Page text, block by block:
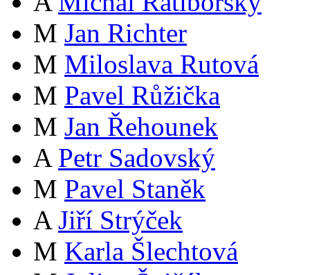
M Jan Richter
M Miloslava Rutová
M Pavel Růžička
M Jan Řehounek
A Petr Sadovský
M Pavel Staněk
A Jiří Strýček
M Karla Šlechtová